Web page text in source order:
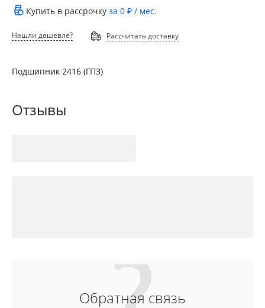
Купить в рассрочку за 0 ₽ / мес.
Нашли дешевле? Рассчитать доставку
Подшипник 2416 (ГПЗ)
Отзывы
Обратная связь